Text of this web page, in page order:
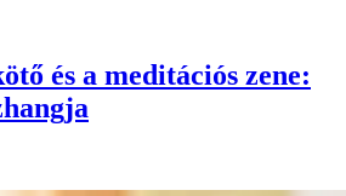
és a meditációs zene: